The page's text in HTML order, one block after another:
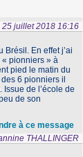
25 juillet 2018 16:16
En effet j’ai
« pionniers » à
pied le matin du
6 pionniers il
de l’école de
de son
à ce message
THALLINGER